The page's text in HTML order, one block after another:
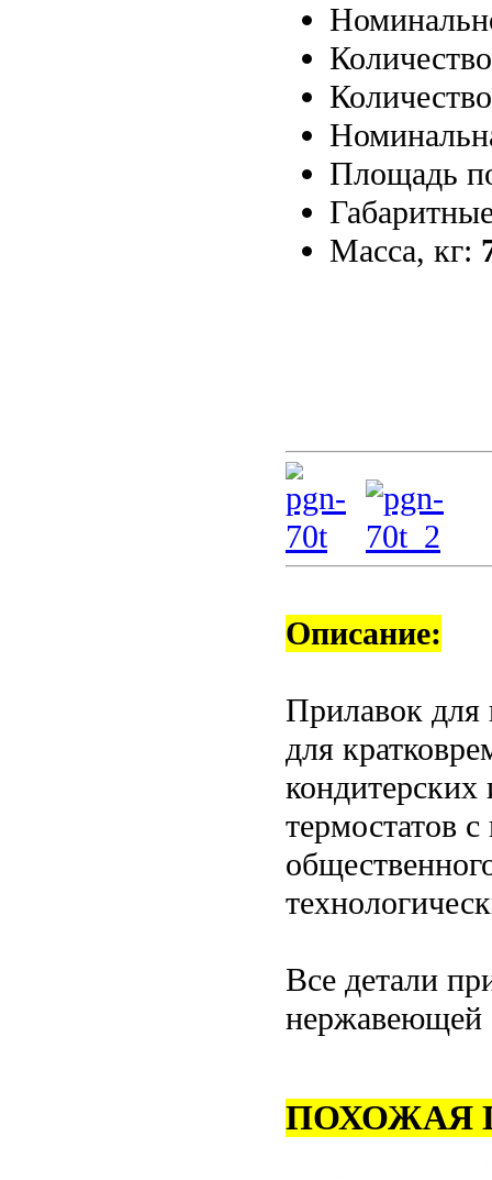
Площадь
Масса, кг:
Описание:
Прилавок для
для
кондитерских
термостатов
Все детали
нержавеющей
ПОХОЖАЯ